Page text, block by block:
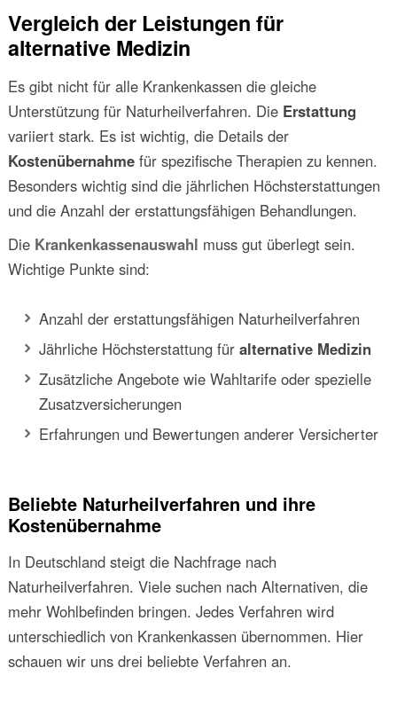
Vergleich der Leistungen für
alternative Medizin
Es gibt nicht für alle Krankenkassen die gleiche
Unterstützung für Naturheilverfahren. Die Erstattung
variiert stark. Es ist wichtig, die Details der
Kostenübernahmefür spezifische Therapien zu kennen.
Besonders wichtig sind die jährlichen Höchsterstattungen
und die Anzahl der erstattungsfähigen Behandlungen.
Die Krankenkassenauswahl muss gut überlegt sein.
Wichtige Punkte sind:
Anzahl der erstattungsfähigen Naturheilverfahren
Jährliche Höchsterstattung für alternative Medizin
Zusätzliche Angebote wie Wahltarife oder spezielle
Zusatzversicherungen
Erfahrungen und Bewertungen anderer Versicherter
Beliebte Naturheilverfahren und ihre
Kostenübernahme
In Deutschland steigt die Nachfrage nach
Naturheilverfahren. Viele suchen nach Alternativen, die
mehr Wohlbefinden bringen. Jedes Verfahren wird
unterschiedlich von Krankenkassen übernommen. Hier
schauen wir uns drei beliebte Verfahren an.